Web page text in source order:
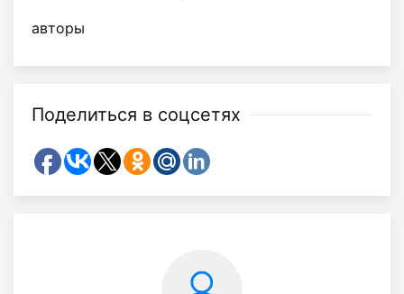
авторы
Поделиться в соцсетях